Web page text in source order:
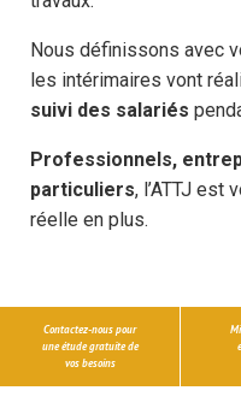
Nous définissons avec
les intérimaires vont
suivi des salariés
Professionnels,
particuliers, l’ATTJ est
réelle en plus.
Contactez-nous pour
une étude gratuite de
vos besoins